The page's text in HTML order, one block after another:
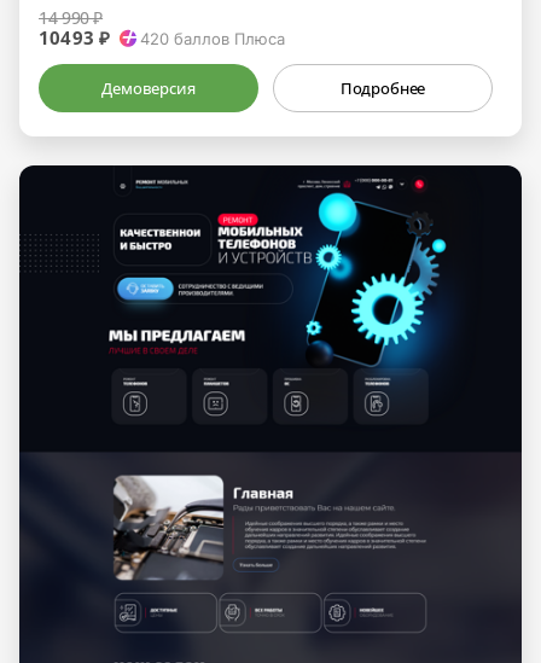
14 990 ₽
10493 ₽ 420 баллов Плюса
Демоверсия Подробнее